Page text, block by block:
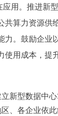
用。推进新型
共算力资源供
力。鼓励企业
用成本，提
新型数据中
、各企业依